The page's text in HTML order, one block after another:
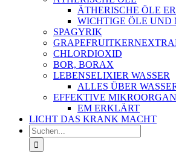
ÄTHERISCHE ÖLE
WICHTIGE ÖLE UND
SPAGYRIK
CHLORDIOXID
BOR, BORAX
LEBENSELIXIER WASSER
ALLES ÜBER
EFFEKTIVE
EM ERKLÄRT
LICHT DAS KRANK MACHT
Suche
nach: